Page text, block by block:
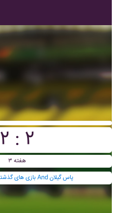
۲ : ۲
هفته ۳
بازی های گذشته بعثت کرمانشاه And پاس گيلان